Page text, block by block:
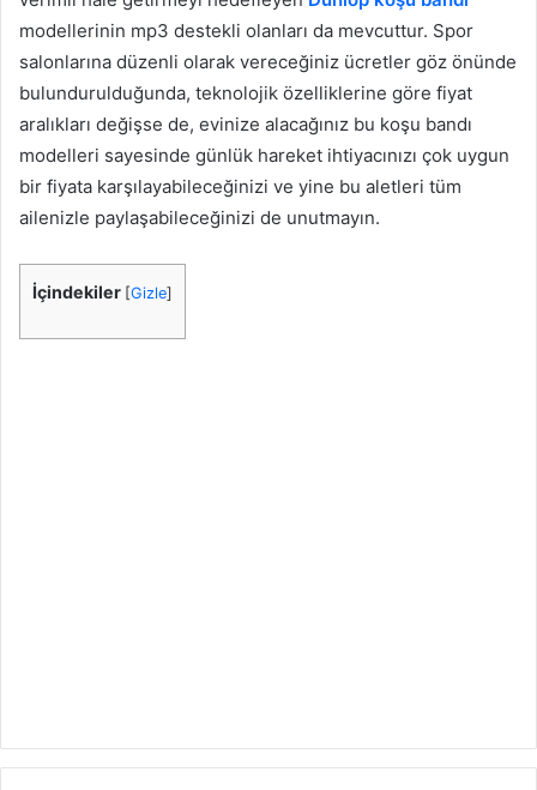
modellerinin mp3 destekli olanları da mevcuttur. Spor
salonlarına düzenli olarak vereceğiniz ücretler göz önünde
bulundurulduğunda, teknolojik özelliklerine göre fiyat
aralıkları değişse de, evinize alacağınız bu koşu bandı
modelleri sayesinde günlük hareket ihtiyacınızı çok uygun
bir fiyata karşılayabileceğinizi ve yine bu aletleri tüm
ailenizle paylaşabileceğinizi de unutmayın.
İçindekiler [Gizle]